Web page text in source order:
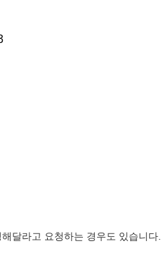
달라고 요청하는 경우도 있습니다.